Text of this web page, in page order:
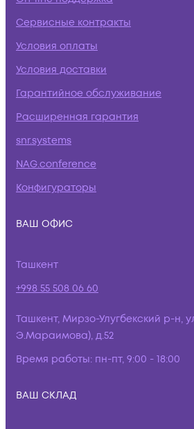
Сервисные контракты
Условия оплаты
Условия доставки
Гарантийное обслуживание
Расширенная гарантия
snr.systems
NAG.conference
Конфигураторы
ВАШ ОФИС
Ташкент
+998 55 508 06 60
Ташкент, Мирзо-Улугбекский р-н,
Э.Мараимова), д.52
Время работы: пн-пт, 9:00 - 18:00
ВАШ СКЛАД